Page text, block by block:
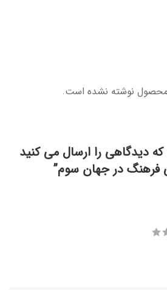
نوشته نشده است.
دیدگاهی را ارسال می کنید
فرهنگ در جهان سوم”